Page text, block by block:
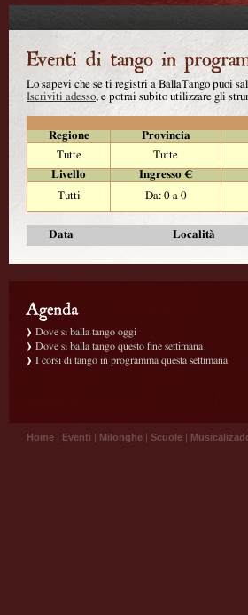
Lo sapevi che se ti registri a BallaTango puoi
Iscriviti adesso, e potrai subito utilizzare gli
Regione
Provincia
Tutte
Tutte
Livello
Ingresso €
Tutti
Da: 0 a 0
Data Località
Dove si balla tango oggi
Dove si balla tango questo fine settimana
I corsi di tango in programma questa settimana
Home | Eventi | Milonghe | Scuole |